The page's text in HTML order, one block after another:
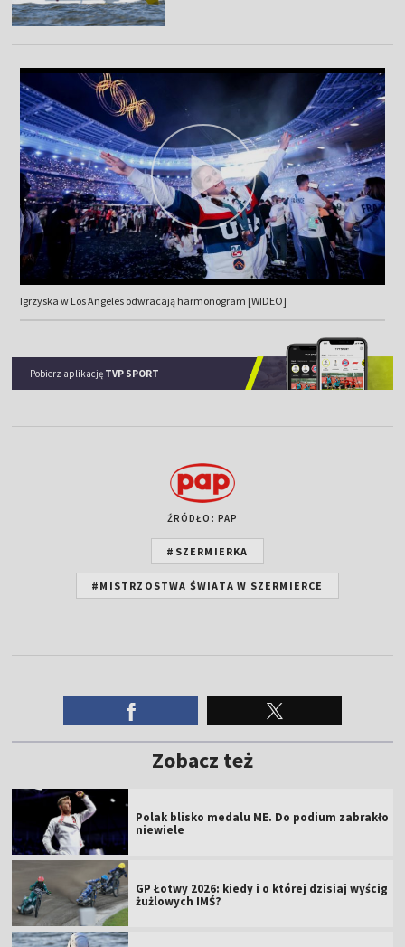
Igrzyska w Los Angeles odwracają harmonogram [WIDEO]
Pobierz aplikację TVP SPORT
ŹRÓDŁO: PAP
#SZERMIERKA
#MISTRZOSTWA ŚWIATA W SZERMIERCE
Zobacz też
Polak blisko medalu ME. Do podium zabrakło
niewiele
GP Łotwy 2026: kiedy i o której dzisiaj wyścig
żużlowych IMŚ?